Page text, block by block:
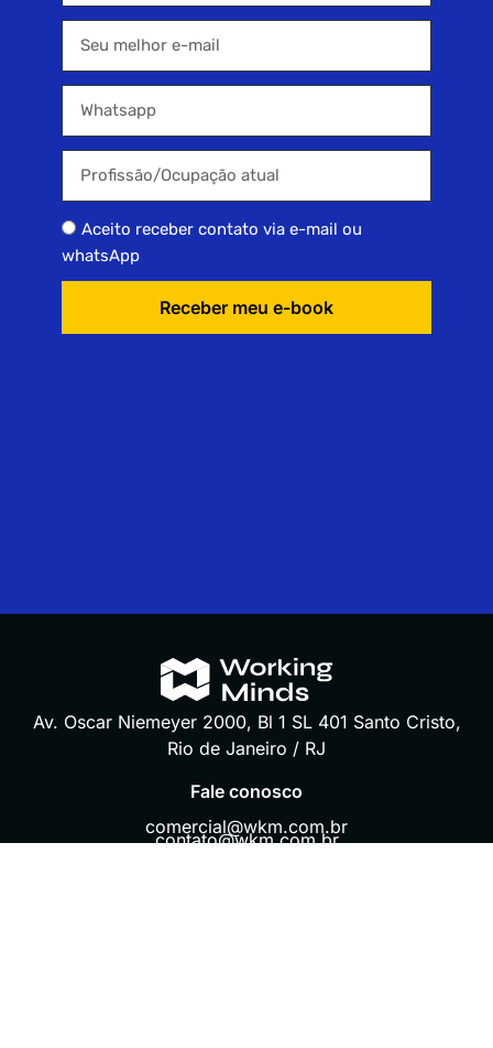
Aceito receber contato via e-mail ou
whatsApp
Receber meu e-book
Av. Oscar Niemeyer 2000, Bl 1 SL 401 Santo Cristo,
Rio de Janeiro / RJ
Fale conosco
comercial@wkm.com.br
contato@wkm.com.br